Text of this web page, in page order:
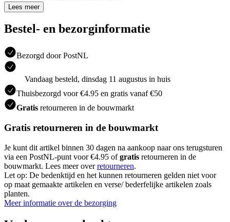
Lees meer
Bestel- en bezorginformatie
Bezorgd door PostNL
Vandaag besteld, dinsdag 11 augustus in huis
Thuisbezorgd voor €4.95 en gratis vanaf €50
Gratis retourneren in de bouwmarkt
Gratis retourneren in de bouwmarkt
Je kunt dit artikel binnen 30 dagen na aankoop naar ons terugsturen
via een PostNL-punt voor €4.95 ofgratis retourneren in de
bouwmarkt. Lees meer overretourneren.
Let op: De bedenktijd en het kunnen retourneren gelden niet voor
op maat gemaakte artikelen en verse/ bederfelijke artikelen zoals
planten.
Meer informatie over de bezorging